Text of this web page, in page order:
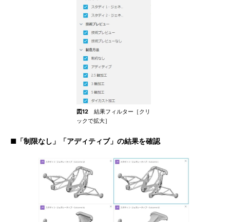
図12 結果フィルター［クリ
ックで拡大］
■「制限なし」「アディティブ」の結果を確認